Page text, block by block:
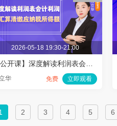
2026-05-18 19:30-21:00
华 免费 立即观看
2 3 4 5 6